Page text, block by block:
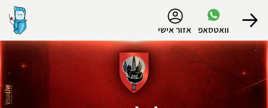
וואטסאפ אזור אישי
הפרופיל שלי